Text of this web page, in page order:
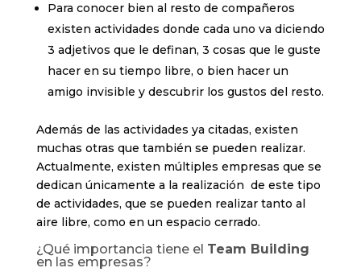
Para conocer bien al resto de compañeros
existen actividades donde cada uno va diciendo
3 adjetivos que le definan, 3 cosas que le guste
hacer en su tiempo libre, o bien hacer un
amigo invisible y descubrir los gustos del resto.
Además de las actividades ya citadas, existen
muchas otras que también se pueden realizar.
Actualmente, existen múltiples empresas que se
dedican únicamente a la realización de este tipo
de actividades, que se pueden realizar tanto al
aire libre, como en un espacio cerrado.
¿Qué importancia tiene el Team Building
en las empresas?